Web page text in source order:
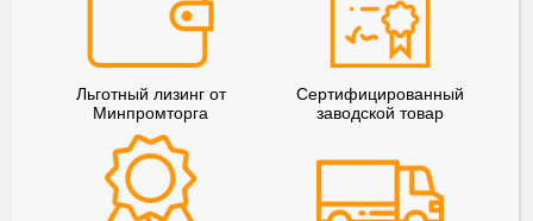
Льготный лизинг от
Минпромторга
Сертифицированный
заводской товар